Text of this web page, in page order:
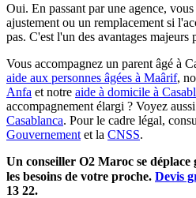
Oui. En passant par une agence,
ajustement ou un remplacement si
pas. C'est l'un des avantages
Vous accompagnez un parent âgé à
aide aux personnes âgées à Maârif,
Anfa et notre aide à domicile à
accompagnement élargi ? Voyez
Casablanca. Pour le cadre légal,
Gouvernement et la CNSS.
Un conseiller O2 Maroc se
les besoins de votre proche. Devis
13 22.